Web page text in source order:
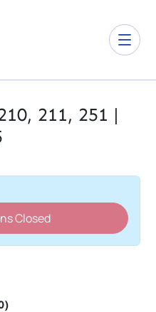
211, 251 |
Closed